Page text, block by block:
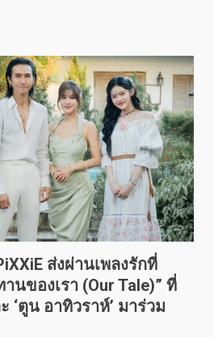
ส่งผ่านเพลงรักที่
นของเรา (Our Tale)” ที่
‘ตูน อาทิวราห์’ มาร่วม